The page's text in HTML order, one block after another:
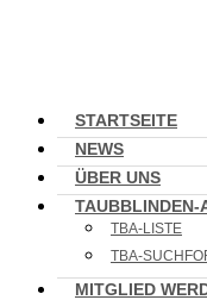
STARTSEITE
NEWS
ÜBER UNS
TAUBBLINDEN-
TBA-LISTE
TBA-
MITGLIED